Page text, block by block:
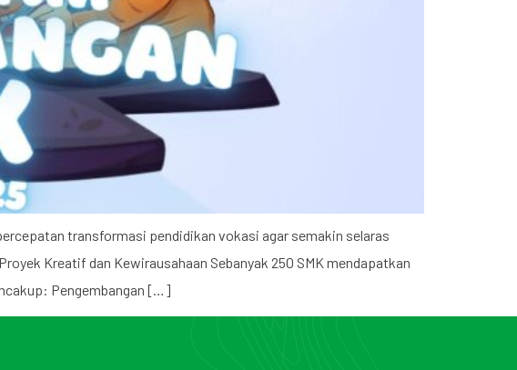
transformasi pendidikan vokasi agar semakin selaras
Kreatif dan Kewirausahaan Sebanyak 250 SMK mendapatkan
Pengembangan […]